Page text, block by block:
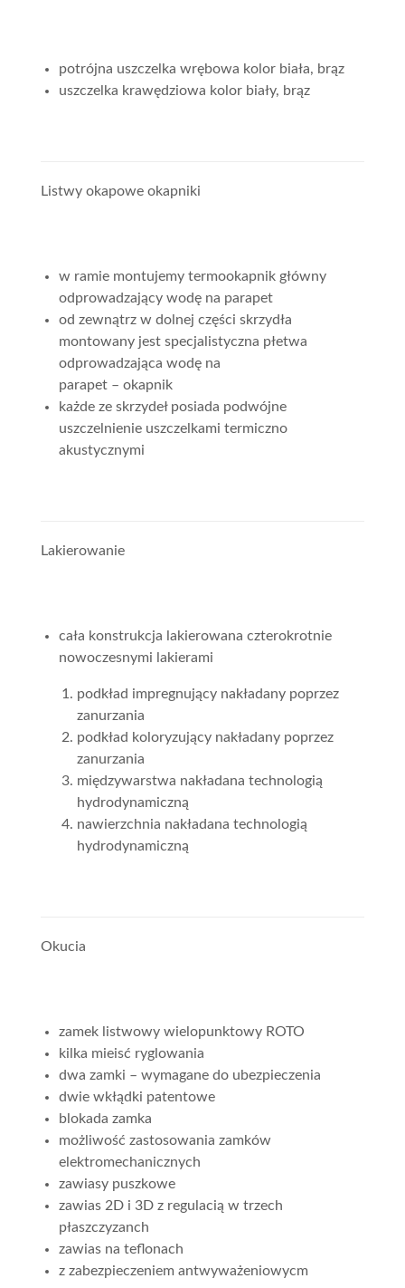
potrójna uszczelka wrębowa kolor biała, brąz
uszczelka krawędziowa kolor biały, brąz
Listwy okapowe okapniki
w ramie montujemy termookapnik główny
odprowadzający wodę na parapet
od zewnątrz w dolnej części skrzydła
montowany jest specjalistyczna płetwa
odprowadzająca wodę na
parapet – okapnik
każde ze skrzydeł posiada podwójne
uszczelnienie uszczelkami termiczno
akustycznymi
Lakierowanie
cała konstrukcja lakierowana czterokrotnie
nowoczesnymi lakierami
podkład impregnujący nakładany poprzez
zanurzania
podkład koloryzujący nakładany poprzez
zanurzania
międzywarstwa nakładana technologią
hydrodynamiczną
nawierzchnia nakładana technologią
hydrodynamiczną
Okucia
zamek listwowy wielopunktowy ROTO
kilka mieisć ryglowania
dwa zamki – wymagane do ubezpieczenia
dwie wkłądki patentowe
blokada zamka
możliwość zastosowania zamków
elektromechanicznych
zawiasy puszkowe
zawias 2D i 3D z regulacią w trzech
płaszczyzanch
zawias na teflonach
z zabezpieczeniem antwyważeniowycm